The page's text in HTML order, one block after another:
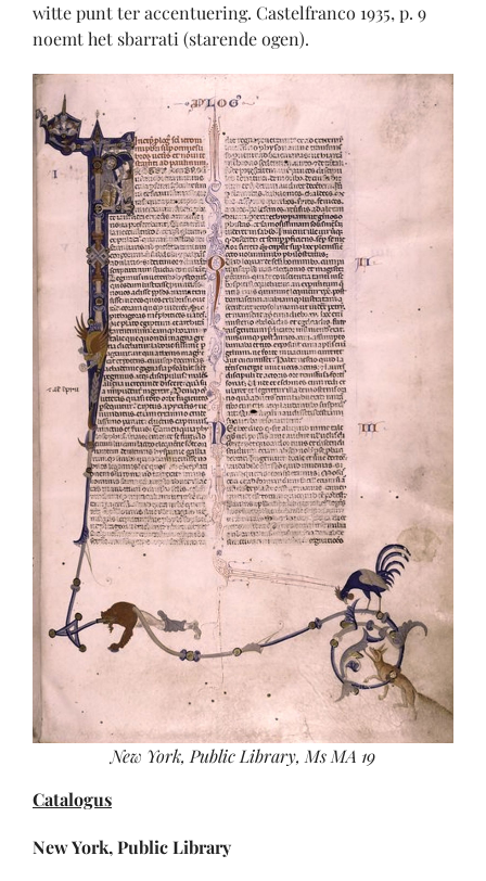
witte punt ter accentuering. Castelfranco 1935, p. 9
noemt het sbarrati (starende ogen).
New York, Public Library, Ms MA 19
Catalogus
New York, Public Library